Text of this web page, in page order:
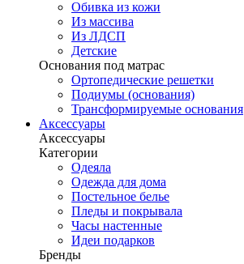
Обивка из кожи
Из массива
Из ЛДСП
Детские
Основания под матрас
Ортопедические решетки
Подиумы (основания)
Трансформируемые основания
Аксессуары
Аксессуары
Категории
Одеяла
Одежда для дома
Постельное белье
Пледы и покрывала
Часы настенные
Идеи подарков
Бренды